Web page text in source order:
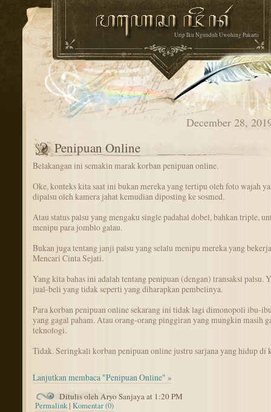
Urip Iku Ngunduh Uwohing Pakarti
December 28,
Penipuan Online
Belakangan ini semakin marak korban penipuan online.
Oke, konteks kita saat ini bukan mereka yang tertipu oleh foto wajah
dipalsu oleh kamera jahat kemudian diposting ke sosmed.
Atau status palsu yang mengaku single padahal dobel, bahkan triple,
menipu para jomblo galau.
Bukan juga tentang janji palsu yang selalu menipu mereka yang
Mencari Cinta Sejati.
Yang kita bahas ini adalah tentang penipuan (dengan) transaksi palsu.
jual-beli yang tidak seperti yang diharapkan pembelinya.
Para korban penipuan online sekarang ini tidak lagi dimonopoli ibu-
yang gagal paham. Atau orang-orang pinggiran yang mungkin masih
teknologi.
Tidak. Seringkali korban penipuan online justru sarjana yang hidup di
Lanjutkan membaca "Penipuan Online" »
Ditulis oleh Aryo Sanjaya at 1:20 PM
Permalink |Komentar (0)